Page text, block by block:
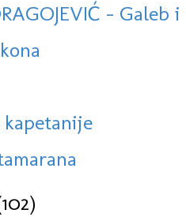
- Galeb